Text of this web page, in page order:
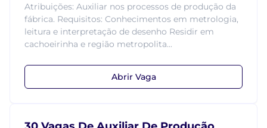
Atribuições: Auxiliar nos processos de produção da
fábrica. Requisitos: Conhecimentos em metrologia,
leitura e interpretação de desenho Residir em
cachoeirinha e região metropolita...
Abrir Vaga